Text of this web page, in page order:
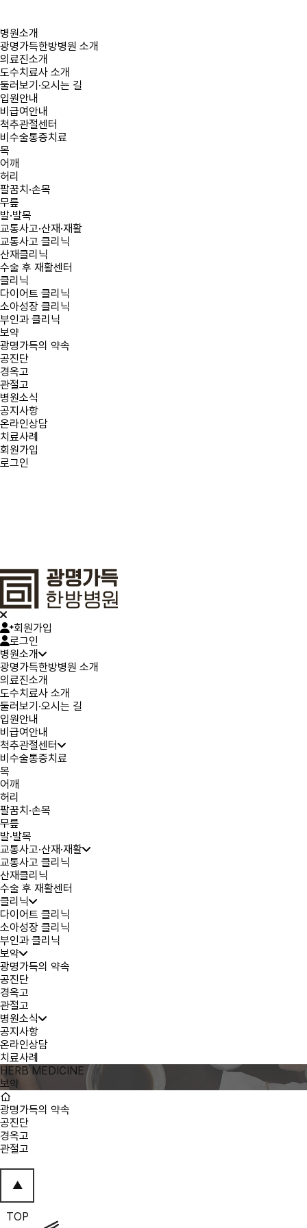
병원소개
광명가득한방병원 소개
의료진소개
도수치료사 소개
둘러보기·오시는 길
입원안내
비급여안내
척추관절센터
비수술통증치료
목
어깨
허리
팔꿈치·손목
무릎
발·발목
교통사고·산재·재활
교통사고 클리닉
산재클리닉
수술 후 재활센터
클리닉
다이어트 클리닉
소아성장 클리닉
부인과 클리닉
보약
광명가득의 약속
공진단
경옥고
관절고
병원소식
공지사항
온라인상담
치료사례
회원가입
로그인
회원가입
로그인
병원소개
광명가득한방병원 소개
의료진소개
도수치료사 소개
둘러보기·오시는 길
입원안내
비급여안내
척추관절센터
비수술통증치료
목
어깨
허리
팔꿈치·손목
무릎
발·발목
교통사고·산재·재활
교통사고 클리닉
산재클리닉
수술 후 재활센터
클리닉
다이어트 클리닉
소아성장 클리닉
부인과 클리닉
보약
광명가득의 약속
공진단
경옥고
관절고
병원소식
공지사항
온라인상담
치료사례
HERB MEDICINE
보약
광명가득의 약속
공진단
경옥고
관절고
▲
TOP